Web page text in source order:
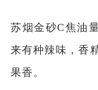
苏烟金砂C焦油
来有种辣味，香
果香。